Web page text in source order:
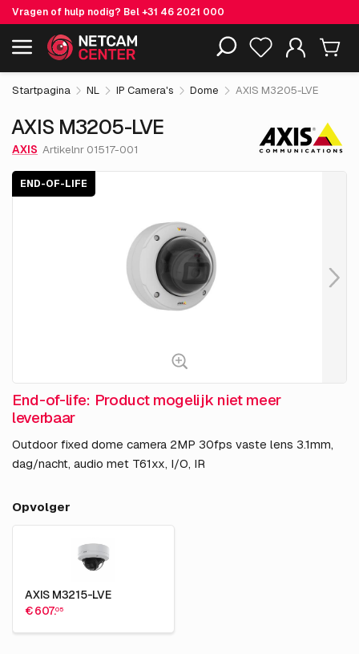
Vragen of hulp nodig? Bel+31 46 2021 000
Inclusief EOL-producten
AXIS M3205-LVE € 474. 05
excl. BTW
Startpagina NL IP Camera's Dome AXIS M3205-LVE
AXIS M3205-LVE
AXIS Artikelnr 01517-001
END-OF-LIFE
End-of-life: Product mogelijk niet meer
leverbaar
Outdoor fixed dome camera 2MP 30fps vaste lens 3.1mm,
dag/nacht, audio met T61xx, I/O, IR
Opvolger
AXIS M3215-LVE
€ 607.05